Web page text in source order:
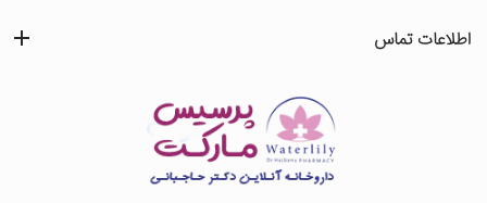
اطلاعات تماس